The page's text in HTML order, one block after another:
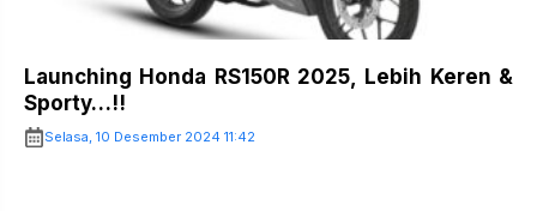
Launching Honda RS150R 2025, Lebih Keren &
Sporty…!!
Selasa, 10 Desember 2024 11:42